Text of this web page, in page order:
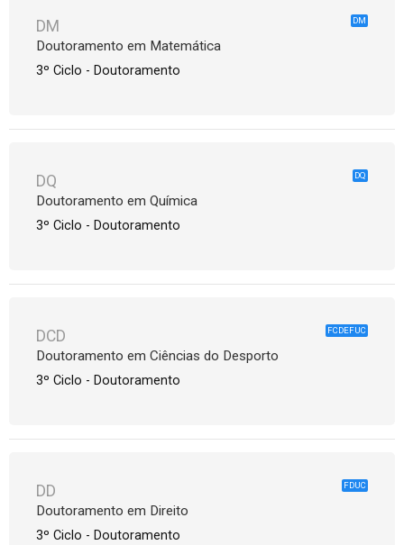
DM
DM
Doutoramento em Matemática
3º Ciclo - Doutoramento
DQ
DQ
Doutoramento em Química
3º Ciclo - Doutoramento
FCDEFUC
DCD
Doutoramento em Ciências do Desporto
3º Ciclo - Doutoramento
FDUC
DD
Doutoramento em Direito
3º Ciclo - Doutoramento